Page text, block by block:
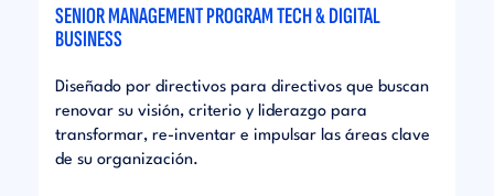
SENIOR MANAGEMENT PROGRAM TECH & DIGITAL
BUSINESS
Diseñado por directivos para directivos que buscan
renovar su visión, criterio y liderazgo para
transformar, re-inventar e impulsar las áreas clave
de su organización.